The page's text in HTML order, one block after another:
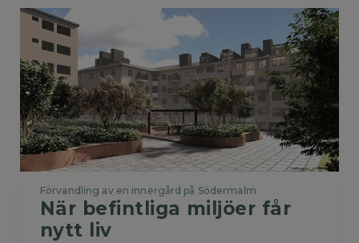
Förvandling av en innergård på Södermalm
När befintliga miljöer får
nytt liv